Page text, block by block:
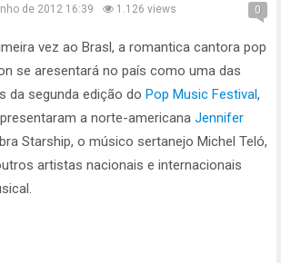
de 2012 16:39 1.126 views 0
vez ao Brasl, a romantica cantora pop
se aresentará no país como uma das
da segunda edição do Pop Music Festival,
a norte-americana Jennifer
Starship, o músico sertanejo Michel Teló,
artistas nacionais e internacionais